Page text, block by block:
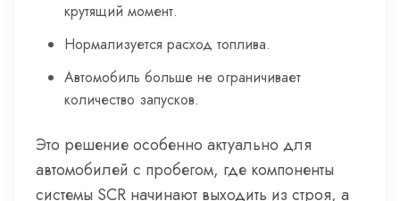
крутящий момент.
Нормализуется расход топлива.
Автомобиль больше не ограничивает
количество запусков.
Это решение особенно актуально для
автомобилей с пробегом, где компоненты
системы SCR начинают выходить из строя, а